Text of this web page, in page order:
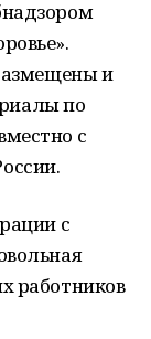
и
по
с
с
работников